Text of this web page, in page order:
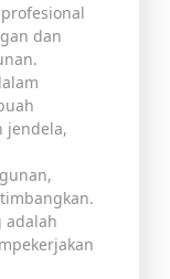
dan
jendela,
adalah